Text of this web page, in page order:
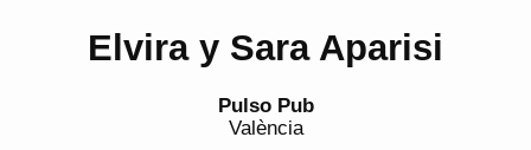
Elvira y Sara Aparisi
Pulso Pub
València